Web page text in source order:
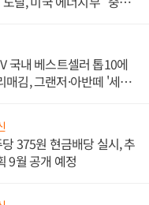
국내 베스트셀러 톱10에
매김, 그랜저·아반떼 '세단
375원 현금배당 실시, 추
9월 공개 예정